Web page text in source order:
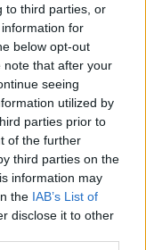
to third parties, or
for
below opt-out
note that after your
seeing
utilized by
parties prior to
of the further
third parties on the
information may
the IAB’s List of
disclose it to other